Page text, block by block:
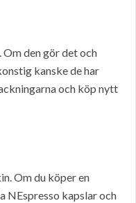
Om den gör det och
kanske de har
och köp nytt
Om du köper en
NEspresso kapslar och